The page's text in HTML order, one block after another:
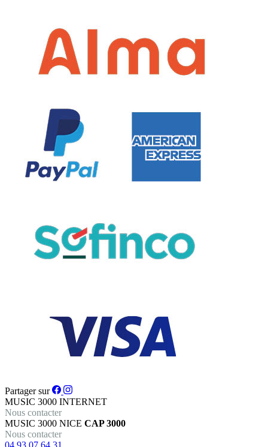
Partager sur
MUSIC 3000 INTERNET
Nous contacter
MUSIC 3000 NICE CAP 3000
Nous contacter